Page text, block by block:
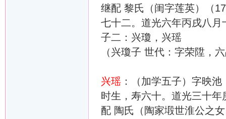
继配 黎氏（闺字莲英）（
七十二。道光六年丙戌八月
子二：兴瓊，兴瑶
（兴瓊子 世代：字荣陞，
兴瑶 ：（加学五子）字映
时生，寿六十。道光三十
配 陶氏（陶家塅世淮公之